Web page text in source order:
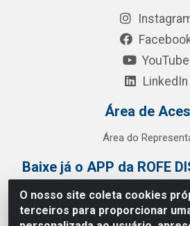
O nosso site coleta cookies
terceiros para proporcionar
YouTube
LinkedIn
Área de
Área do
Baixe já o APP da ROFE